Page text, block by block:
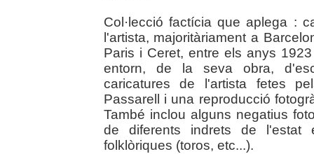
Col·lecció factícia que aplega :
l'artista, majoritàriament a
Paris i Ceret, entre els anys
entorn, de la seva obra,
caricatures de l'artista fetes
Passarell i una reproducció
També inclou alguns negatius
de diferents indrets de l'estat
folklòriques (toros, etc...).